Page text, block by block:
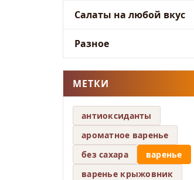
Салаты на любой вкус
Разное
МЕТКИ
антиоксиданты
ароматное варенье
без сахара
варенье
варенье крыжовник